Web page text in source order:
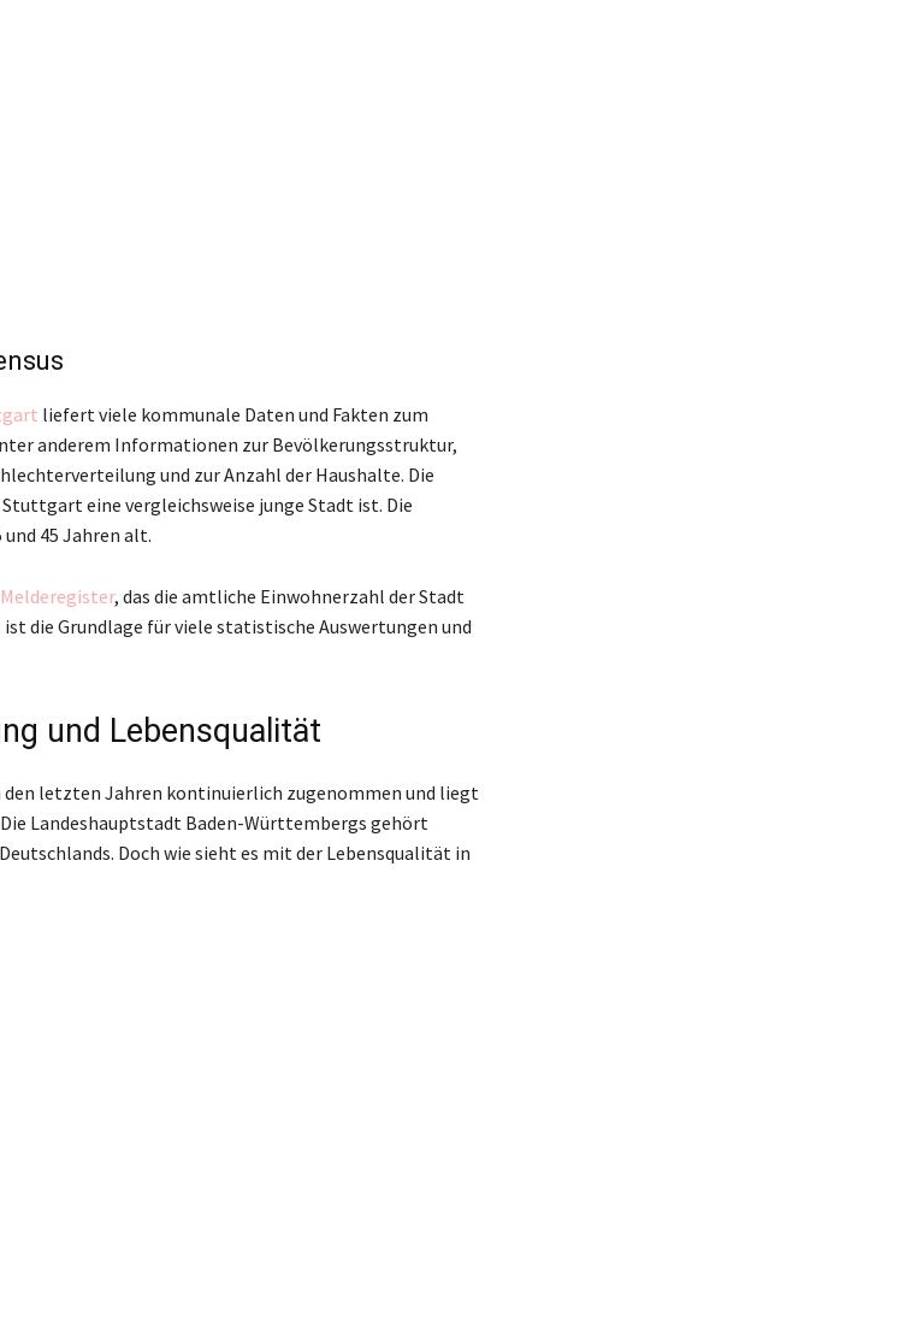
liefert viele kommunale Daten und Fakten zum
anderem Informationen zur Bevölkerungsstruktur,
und zur Anzahl der Haushalte. Die
eine vergleichsweise junge Stadt ist. Die
45 Jahren alt.
Melderegister, das die amtliche Einwohnerzahl der Stadt
ist die Grundlage für viele statistische Auswertungen und
und Lebensqualität
letzten Jahren kontinuierlich zugenommen und liegt
Landeshauptstadt Baden-Württembergs gehört
Doch wie sieht es mit der Lebensqualität in